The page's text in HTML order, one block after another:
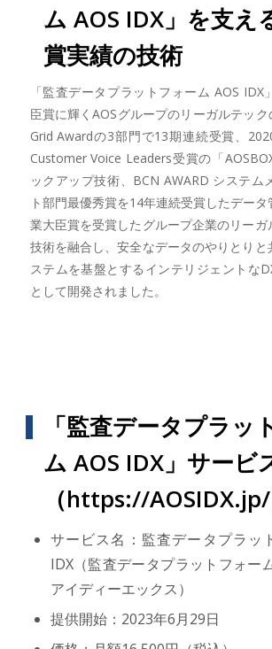
ム AOS IDX」を支え
賞実績の技術
「監査データプラットフォーム AOS IDX
臣賞に輝くAOSグループのリーガルテッ
Grid Awardの3部門で13期連続受賞、
Customer Voice Leaders受賞の「
ックアップ技術、BCN AWARD システム
ト部門最優秀賞を14年連続受賞したデー
業大臣賞を受賞したグループ企業のリーガ
技術を融合し、安全なデータのやりとりと
ステムを基盤とするインテリジェントな
として開発されました。
「監査データプラッ
ム AOS IDX」サービ
（https://AOSIDX.jp/
サービス名：監査データプラッ
IDX（監査データプラットフォー
アイディーエックス）
提供開始：2023年6月29日